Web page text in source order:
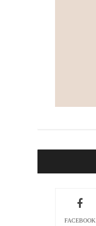
FACEBOOK